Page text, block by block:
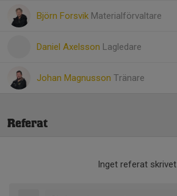
Björn Forsvik Materialförvaltare
Daniel Axelsson Lagledare
Johan Magnusson Tränare
Referat
Inget referat skrivet